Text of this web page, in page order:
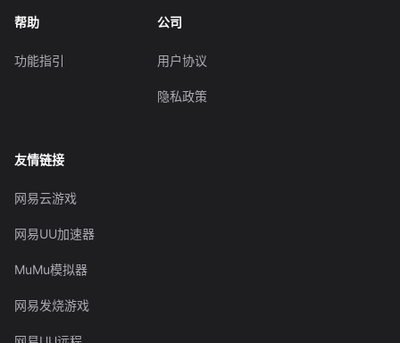
帮助
功能指引
公司
用户协议
隐私政策
友情链接
网易云游戏
网易UU加速器
MuMu模拟器
网易发烧游戏